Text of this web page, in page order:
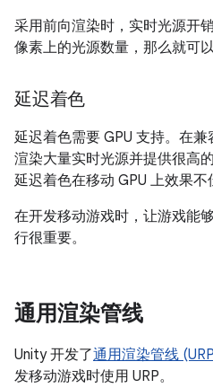
采用前向渲染时，实时光源开
像素上的光源数量，那么就可
延迟着色
延迟着色需要 GPU 支持。在
渲染大量实时光源并提供很高
延迟着色在移动 GPU 上效果不
在开发移动游戏时，让游戏能
行很重要。
通用渲染管线
Unity 开发了通用渲染管线
发移动游戏时使用 URP。